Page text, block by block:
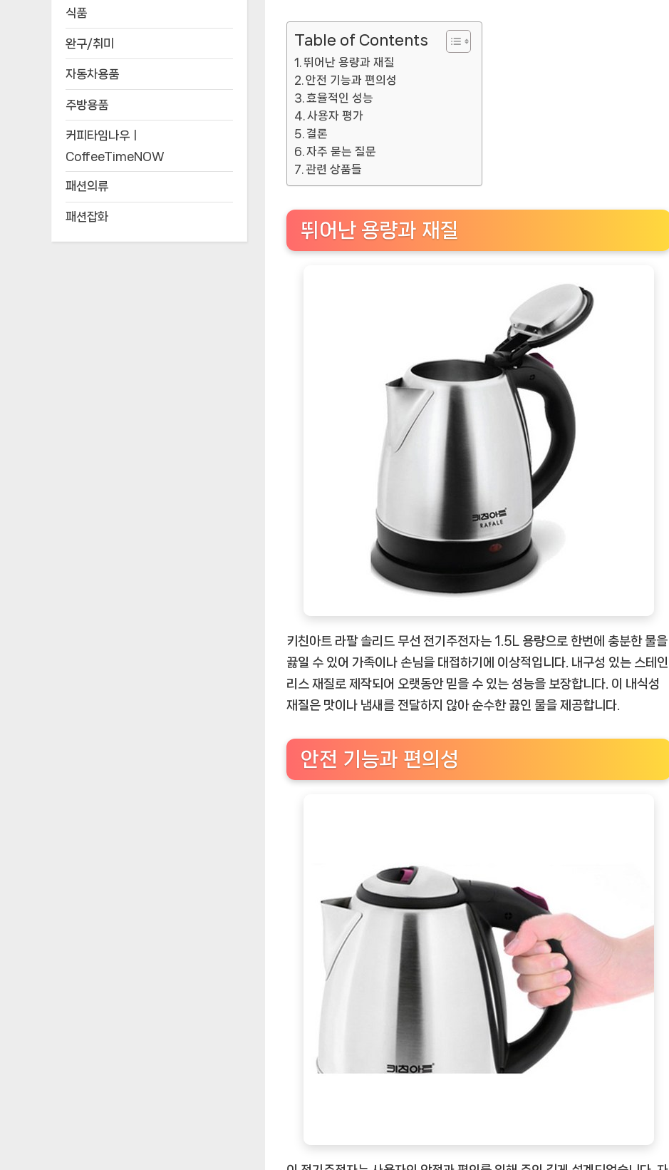
Table of Contents
뛰어난 용량과 재질
안전 기능과 편의성
효율적인 성능
사용자 평가
결론
자주 묻는 질문
관련 상품들
뛰어난 용량과 재질
키친아트 라팔 솔리드 무선 전기주전자는 1.5L 용량으로 한번에 충분한 물을
끓일 수 있어 가족이나 손님을 대접하기에 이상적입니다. 내구성 있는 스테인
리스 재질로 제작되어 오랫동안 믿을 수 있는 성능을 보장합니다. 이 내식성
재질은 맛이나 냄새를 전달하지 않아 순수한 끓인 물을 제공합니다.
안전 기능과 편의성
식품
완구/취미
자동차용품
주방용품
커피타임나우ㅣ
CoffeeTimeNOW
패션의류
패션잡화